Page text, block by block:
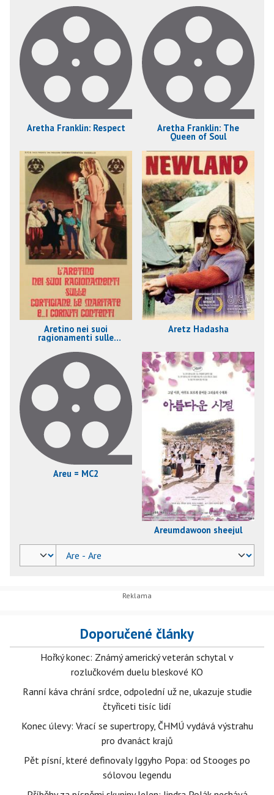
Aretha Franklin: Respect Aretha Franklin: The
Queen of Soul
Aretino nei suoi
ragionamenti sulle
cortigiane, le maritate e...
i cornuti contenti, L'
Aretz Hadasha
Areu = MC2
Areumdawoon sheejul
Doporučené články
Hořký konec: Známý americký veterán schytal v
rozlučkovém duelu bleskové KO
Ranní káva chrání srdce, odpolední už ne, ukazuje studie
čtyřiceti tisíc lidí
Konec úlevy: Vrací se supertropy, ČHMÚ vydává výstrahu
pro dvanáct krajů
Pět písní, které definovaly Iggyho Popa: od Stooges po
sólovou legendu